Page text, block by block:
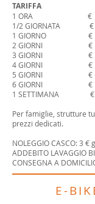
1 ORA €
1/2 GIORNATA €
1 GIORNO €
2 GIORNI €
3 GIORNI €
4 GIORNI €
5 GIORNI €
6 GIORNI €
1 SETTIMANA €
Per famiglie, strutture
prezzi dedicati.
NOLEGGIO CASCO: 3
ADDEBITO LAVAGGIO
CONSEGNA A
E-